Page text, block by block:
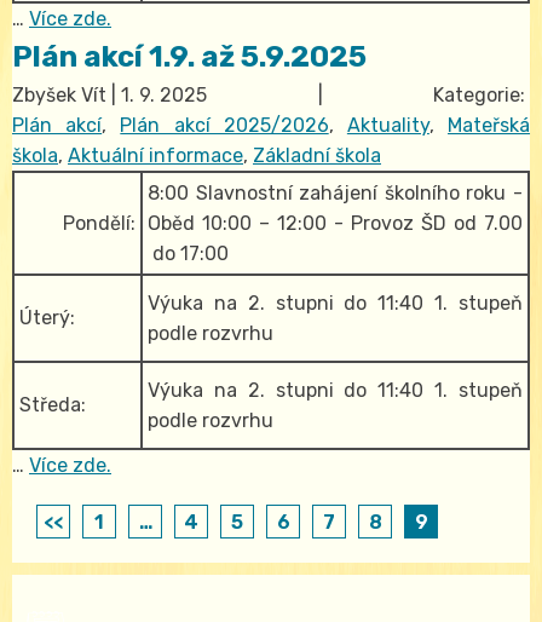
… Více zde.
Plán akcí 1.9. až 5.9.2025
Zbyšek Vít 1. 9. 2025 | Kategorie:
Plán akcí, Plán akcí 2025/2026, Aktuality, Mateřská
škola, Aktuální informace, Základní škola
Pondělí:
8:00 Slavnostní zahájení školního roku -
Oběd 10:00 – 12:00 - Provoz ŠD od 7.00
do 17:00
Úterý:
Výuka na 2. stupni do 11:40 1. stupeň
podle rozvrhu
Středa:
Výuka na 2. stupni do 11:40 1. stupeň
podle rozvrhu
… Více zde.
<< 1 … 4 5 6 7 8 9